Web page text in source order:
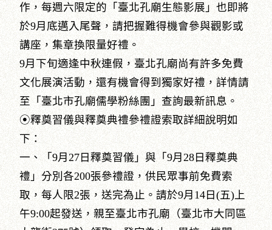
作，每週六限定的「臺北孔廟生態影展」也即將
於9月底邁入尾聲，請把握難得機會參與觀影或
講座，集章換限量好禮。
9月下旬適逢中秋連假，臺北孔廟尚有許多免費
文化展演活動，還有機會得到獨家好禮，詳情請
至「臺北市孔廟儒學粉絲團」查詢最新訊息。
⦿釋奠習儀與釋奠典禮參禮證索取詳細說明如
下：
一、「9月27日釋奠習儀」與「9月28日釋奠典
禮」分別各200張參禮證，供民眾事前免費索
取，每人限2張，送完為止。請於9月14日(五)上
午9:00起發送，親至臺北市孔廟（臺北市大同區